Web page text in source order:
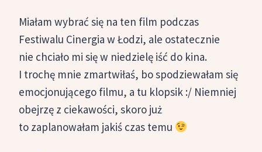
Miałam wybrać się na ten film podczas
Festiwalu Cinergia w Łodzi, ale ostatecznie
nie chciało mi się w niedzielę iść do kina.
I trochę mnie zmartwiłaś, bo spodziewałam się
emocjonującego filmu, a tu klopsik :/ Niemniej
obejrzę z ciekawości, skoro już
to zaplanowałam jakiś czas temu